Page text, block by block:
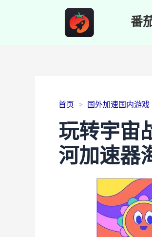
番
首页 国外加速国内游戏
玩转宇宙
河加速器